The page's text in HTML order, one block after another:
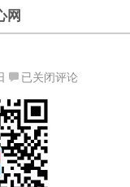
网
做
的
18
个
别
已关闭评论